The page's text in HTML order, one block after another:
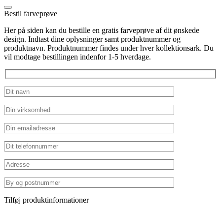
Bestil farveprøve
Her på siden kan du bestille en gratis farveprøve af dit ønskede
design. Indtast dine oplysninger samt produktnummer og
produktnavn. Produktnummer findes under hver kollektionsark. Du
vil modtage bestillingen indenfor 1-5 hverdage.
Tilføj produktinformationer